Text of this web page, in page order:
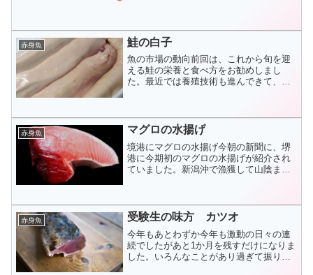
す。この時に産卵に向けてシッカリと栄
養を蓄えているのです。...
赤身魚 鮭の白子
魚の市場の動向前回は、これから旬を迎
える鮭の栄養と食べ方をお勧めしまし
た。最近では養殖技術も進んできて、大
れています。養殖と言えば、日本人には
なくてはならないマグロも養...
赤身魚 マグロの水揚げ
境港にマグロの水揚げ今朝の新聞に、堺
港に今期初のマグロの水揚げが紹介され
ていました。新潟沖で漁獲して山陰まで
山陰では夏前にかけて毎年マグロが入庫
します。競り落とされた値...
赤身魚 受験生の味方 カツオ
今年もあとわずか今年も激動の日々の連
続でしたがあと1か月を残すだけになりま
した。いろんなことがあり過ぎて振り向